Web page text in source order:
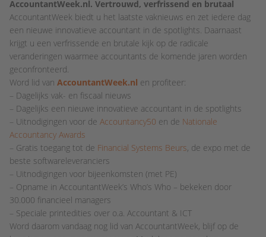
AccountantWeek.nl. Vertrouwd, verfrissend en brutaal
AccountantWeek biedt u het laatste vaknieuws en zet iedere dag
een nieuwe innovatieve accountant in de spotlights. Daarnaast
krijgt u een verfrissende en brutale kijk op de radicale
veranderingen waarmee accountants de komende jaren worden
geconfronteerd.
Word lid van AccountantWeek.nl en profiteer:
– Dagelijks vak- en fiscaal nieuws
– Dagelijks een nieuwe innovatieve accountant in de spotlights
– Uitnodigingen voor de Accountancy50 en de Nationale
Accountancy Awards
– Gratis toegang tot de Financial Systems Beurs, de expo met de
beste softwareleveranciers
– Uitnodigingen voor bijeenkomsten (met PE)
– Opname in AccountantWeek’s Who’s Who – bekeken door
30.000 financieel managers
– Speciale printedities over o.a. Accountant & ICT
Word daarom vandaag nog lid van AccountantWeek, blijf op de